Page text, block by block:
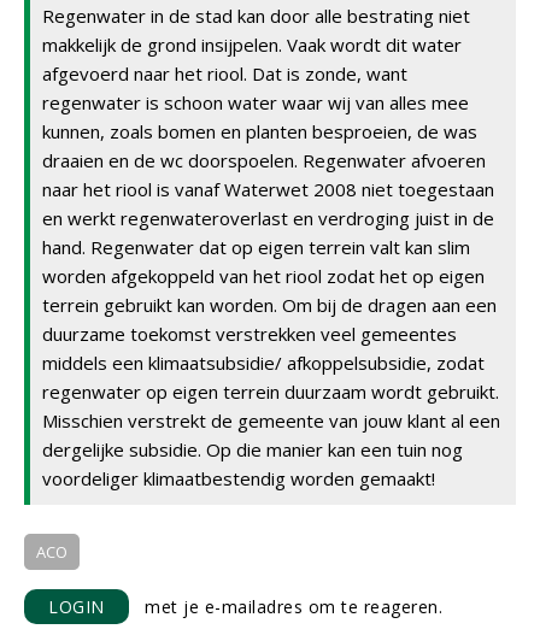
Regenwater in de stad kan door alle bestrating niet
makkelijk de grond insijpelen. Vaak wordt dit water
afgevoerd naar het riool. Dat is zonde, want
regenwater is schoon water waar wij van alles mee
kunnen, zoals bomen en planten besproeien, de was
draaien en de wc doorspoelen. Regenwater afvoeren
naar het riool is vanaf Waterwet 2008 niet toegestaan
en werkt regenwateroverlast en verdroging juist in de
hand. Regenwater dat op eigen terrein valt kan slim
worden afgekoppeld van het riool zodat het op eigen
terrein gebruikt kan worden. Om bij de dragen aan een
duurzame toekomst verstrekken veel gemeentes
middels een klimaatsubsidie/ afkoppelsubsidie, zodat
regenwater op eigen terrein duurzaam wordt gebruikt.
Misschien verstrekt de gemeente van jouw klant al een
dergelijke subsidie. Op die manier kan een tuin nog
voordeliger klimaatbestendig worden gemaakt!
ACO
LOGIN met je e-mailadres om te reageren.